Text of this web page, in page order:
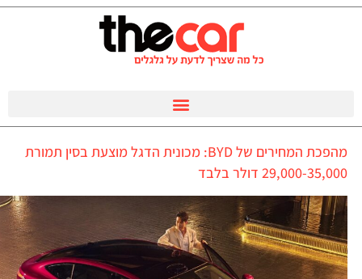
מהפכת המחירים של BYD: מכונית הדגל מוצעת בסין תמורת
29,000-35,000 דולר בלבד